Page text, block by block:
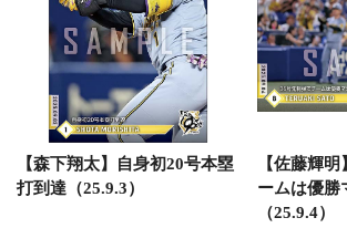
【森下翔太】自身初20号本塁
打到達（25.9.3）
【佐藤輝
ームは優勝
（25.9.4）